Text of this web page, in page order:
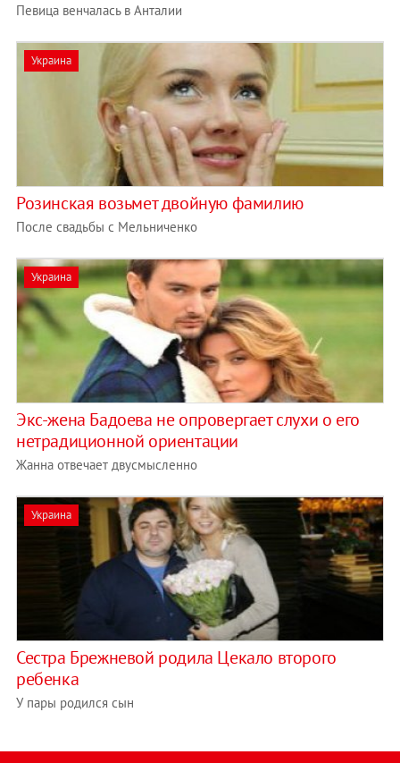
Певица венчалась в Анталии
Украина
Розинская возьмет двойную фамилию
После свадьбы с Мельниченко
Украина
Экс-жена Бадоева не опровергает слухи о его
нетрадиционной ориентации
Жанна отвечает двусмысленно
Украина
Сестра Брежневой родила Цекало второго
ребенка
У пары родился сын